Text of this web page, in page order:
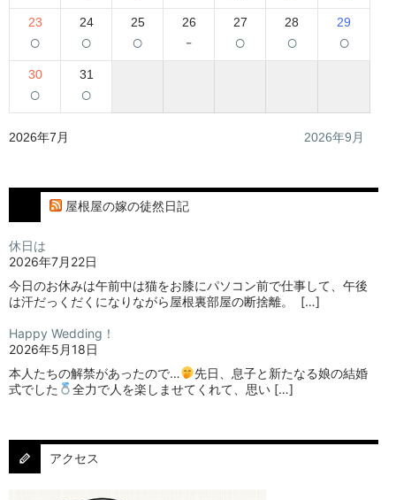
23
○
24
○
25
○
26
-
27
○
28
○
29
○
30
○
31
○
2026年7月 2026年9月
屋根屋の嫁の徒然日記
休日は
2026年7月22日
今日のお休みは午前中は猫をお膝にパソコン前で仕事して、午後
は汗だっくだくになりながら屋根裏部屋の断捨離。⁡ ⁡ […]
Happy Wedding！
2026年5月18日
本人たちの解禁があったので…
⁡⁡先日、息子と新たなる娘の結婚
式でした
⁡⁡⁡全力で人を楽しませてくれて、思い […]
アクセス